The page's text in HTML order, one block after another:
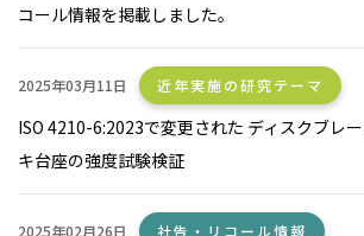
コール情報を掲載しました。
2025年03月11日 近年実施の研究テーマ
ISO 4210-6:2023で変更された ディスクブレ
キ台座の強度試験検証
2025年02月26日 社告・リコール情報